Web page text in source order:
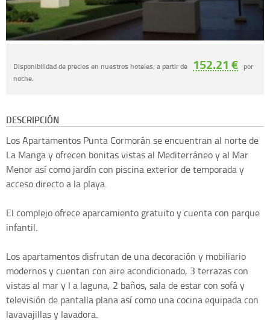
Disponibilidad de precios en nuestros hoteles, a partir de 152.21 € por
noche.
DESCRIPCIÓN
Los Apartamentos Punta Cormorán se encuentran al norte de
La Manga y ofrecen bonitas vistas al Mediterráneo y al Mar
Menor así como jardín con piscina exterior de temporada y
acceso directo a la playa.
El complejo ofrece aparcamiento gratuito y cuenta con parque
infantil.
Los apartamentos disfrutan de una decoración y mobiliario
modernos y cuentan con aire acondicionado, 3 terrazas con
vistas al mar y l a laguna, 2 baños, sala de estar con sofá y
televisión de pantalla plana así como una cocina equipada con
lavavajillas y lavadora.